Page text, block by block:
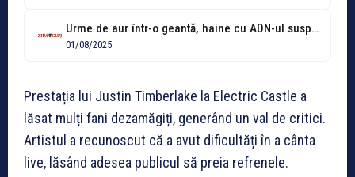
Urme de aur într-o geantă, haine cu ADN-ul suspecților, dar și cioburi...
01/08/2025
Prestația lui Justin Timberlake la Electric Castle a
lăsat mulți fani dezamăgiți, generând un val de critici.
Artistul a recunoscut că a avut dificultăți în a cânta
live, lăsând adesea publicul să preia refrenele.